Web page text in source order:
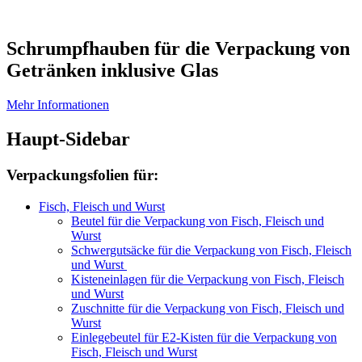
Schrumpfhauben für die Verpackung von
Getränken inklusive Glas
Mehr Informationen
Haupt-Sidebar
Verpackungsfolien für:
Fisch, Fleisch und Wurst
Beutel für die Verpackung von Fisch, Fleisch und
Wurst
Schwergutsäcke für die Verpackung von Fisch, Fleisch
und Wurst
Kisteneinlagen für die Verpackung von Fisch, Fleisch
und Wurst
Zuschnitte für die Verpackung von Fisch, Fleisch und
Wurst
Einlegebeutel für E2-Kisten für die Verpackung von
Fisch, Fleisch und Wurst